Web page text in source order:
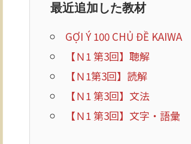
最近追加した教材
GỢI Ý 100 CHỦ ĐỀ KAIWA
【Ｎ1 第3回】聴解
【Ｎ1第3回】読解
【Ｎ1 第3回】文法
【Ｎ1 第3回】文字・語彙